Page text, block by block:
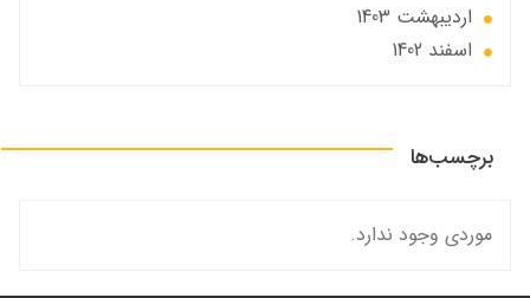
ارديبهشت 1403
اسفند 1402
برچسب‌ها
موردی وجود ندارد.